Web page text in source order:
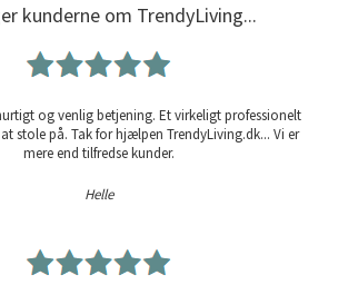
kunderne om TrendyLiving...
og venlig betjening. Et virkeligt professionelt
stole på. Tak for hjælpen TrendyLiving.dk... Vi er
mere end tilfredse kunder.
Helle